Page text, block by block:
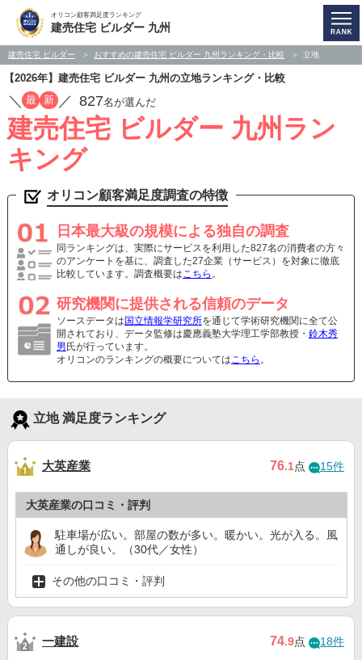
オリコン顧客満足度ランキング
建売住宅 ビルダー 九州
建売住宅 ビルダー おすすめの建売住宅 ビルダー 九州ランキング・比較 立地
【2026年】建売住宅 ビルダー 九州の立地ランキング・比較
／ 最 新 ／ 827名が選んだ
建売住宅 ビルダー 九州ラン
キング
オリコン顧客満足度調査の特徴
日本最大級の規模による独自の調査
同ランキングは、実際にサービスを利用した827名の消費者の方々
のアンケートを基に、調査した27企業（サービス）を対象に徹底
比較しています。調査概要はこちら 。
研究機関に提供される信頼のデータ
ソースデータは 国立情報学研究所を通じて学術研究機関に全て公
開されており、データ監修は慶應義塾大学理工学部教授・ 鈴木秀
男 氏が行っています。
オリコンのランキングの概要についてはこちら 。
立地 満足度ランキング
大英産業 76.1点 15件
大英産業の口コミ・評判
駐車場が広い。部屋の数が多い。暖かい。光が入る。風
通しが良い。（30代／女性）
その他の口コミ・評判
一建設 74.9点 18件